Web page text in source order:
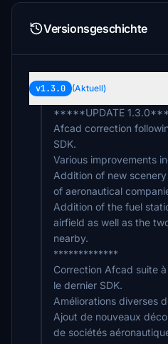
Versionsgeschichte
v1.3.0 (Aktuell)
*****UPDATE
Afcad correction
SDK.
Various improvements
Addition of new
of aeronautical
Addition of the fuel
airfield as well as the
nearby.
*************
Correction Afcad suite
le dernier SDK.
Améliorations diverses
Ajout de nouveaux
de sociétés